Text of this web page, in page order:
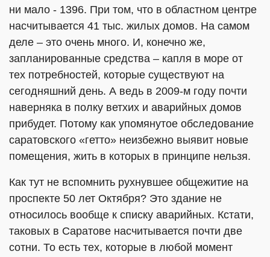
ни мало - 1396. При том, что в областном центре
насчитывается 41 тыс. жилых домов. На самом
деле – это очень много. И, конечно же,
запланированные средства – капля в море от
тех потребностей, которые существуют на
сегодняшний день. А ведь в 2009-м году почти
наверняка в полку ветхих и аварийных домов
прибудет. Потому как упомянутое обследование
саратовского «гетто» неизбежно выявит новые
помещения, жить в которых в принципе нельзя.
Как тут не вспомнить рухнувшее общежитие на
проспекте 50 лет Октября? Это здание не
относилось вообще к списку аварийных. Кстати,
таковых в Саратове насчитывается почти две
сотни. То есть тех, которые в любой момент